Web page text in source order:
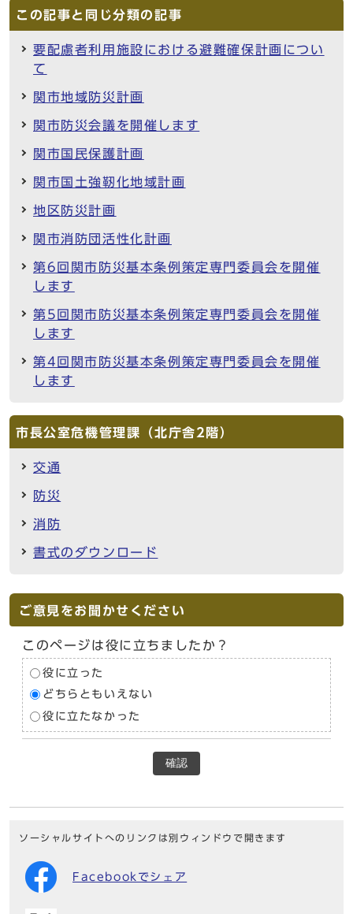
この記事と同じ分類の記事
要配慮者利用施設における避難確保計画につい
て
関市地域防災計画
関市防災会議を開催します
関市国民保護計画
関市国土強靭化地域計画
地区防災計画
関市消防団活性化計画
第6回関市防災基本条例策定専門委員会を開催
します
第5回関市防災基本条例策定専門委員会を開催
します
第4回関市防災基本条例策定専門委員会を開催
します
市長公室危機管理課（北庁舎2階）
交通
防災
消防
書式のダウンロード
ご意見をお聞かせください
このページは役に立ちましたか？
役に立った
どちらともいえない
役に立たなかった
確認
ソーシャルサイトへのリンクは別ウィンドウで開きます
Facebookでシェア